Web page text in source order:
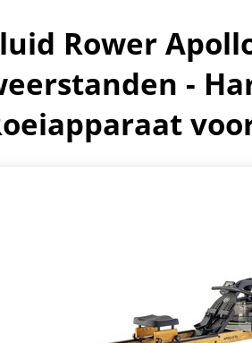
Rower
-